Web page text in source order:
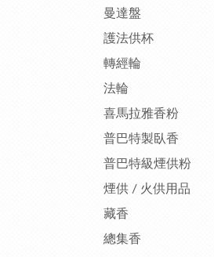
曼達盤
護法供杯
轉經輪
法輪
喜馬拉雅香粉
普巴特製臥香
普巴特級煙供粉
煙供 / 火供用品
藏香
總集香